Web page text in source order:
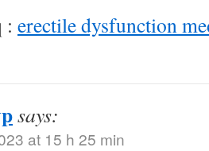
: erectile dysfunction
says:
at 15 h 25 min